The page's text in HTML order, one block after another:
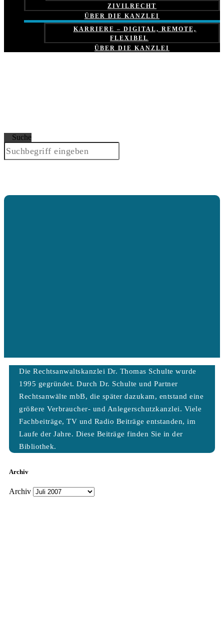
ZIVILRECHT
ÜBER DIE KANZLEI
KARRIERE – DIGITAL, REMOTE,
FLEXIBEL
ÜBER DIE KANZLEI
Suche
Die Rechtsanwaltskanzlei Dr. Thomas Schulte wurde
1995 gegründet. Durch Dr. Schulte und Partner
Rechtsanwälte mbB, die später dazukam, entstand eine
größere Verbraucher- und Anlegerschutzkanzlei. Viele
Fachbeiträge, TV und Radio Beiträge entstanden, im
Laufe der Jahre. Diese Beiträge finden Sie in der
Bibliothek.
Archiv
Archiv